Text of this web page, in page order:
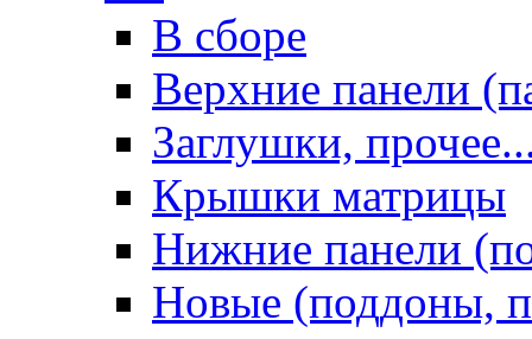
В сборе
Верхние панели
Заглушки,
Крышки матрицы
Нижние панели
Новые (поддоны,